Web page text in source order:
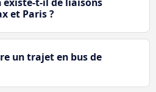
et Paris ?
un trajet en bus de